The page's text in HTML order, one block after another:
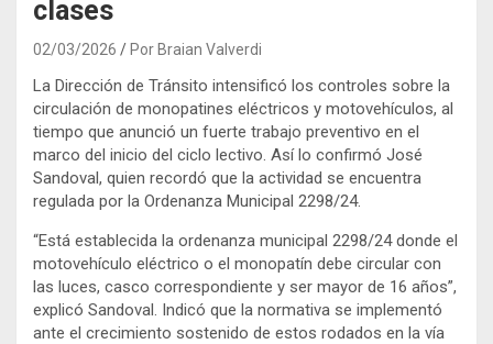
clases
02/03/2026 Por Braian Valverdi
La Dirección de Tránsito intensificó los controles sobre la
circulación de monopatines eléctricos y motovehículos, al
tiempo que anunció un fuerte trabajo preventivo en el
marco del inicio del ciclo lectivo. Así lo confirmó José
Sandoval, quien recordó que la actividad se encuentra
regulada por la Ordenanza Municipal 2298/24.
“Está establecida la ordenanza municipal 2298/24 donde el
motovehículo eléctrico o el monopatín debe circular con
las luces, casco correspondiente y ser mayor de 16 años”,
explicó Sandoval. Indicó que la normativa se implementó
ante el crecimiento sostenido de estos rodados en la vía